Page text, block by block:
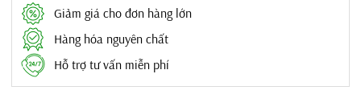
Giảm giá cho đơn hàng lớn
Hàng hóa nguyên chất
Hỗ trợ tư vấn miễn phí